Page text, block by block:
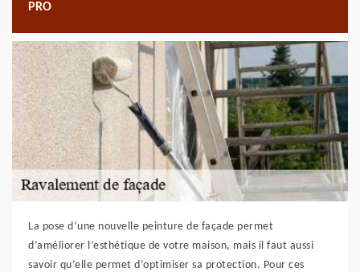
PRO
La pose d’une nouvelle peinture de façade permet
d’améliorer l’esthétique de votre maison, mais il faut aussi
savoir qu’elle permet d’optimiser sa protection. Pour ces